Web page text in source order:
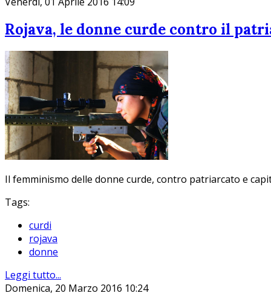
Rojava, le donne curde contro il
Il femminismo delle donne curde, contro patriarcato e
Tags:
curdi
rojava
donne
Leggi tutto...
Domenica, 20 Marzo 2016 10:24